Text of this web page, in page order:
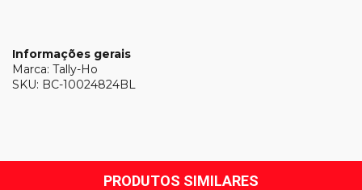
Informações gerais
Marca: Tally-Ho
SKU: BC-10024824BL
PRODUTOS SIMILARES